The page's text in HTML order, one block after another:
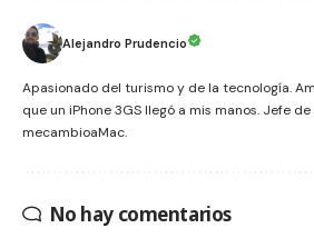
Alejandro Prudencio
Apasionado del turismo y de la tecnología.
que un iPhone 3GS llegó a mis manos. Jefe
mecambioaMac.
No hay comentarios